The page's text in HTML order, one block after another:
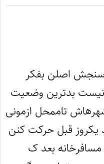
اصلن بفکر
بدترین وضعیت
تاممحل ازمونی
یکروز قبل حرکت کنن
بعد ک